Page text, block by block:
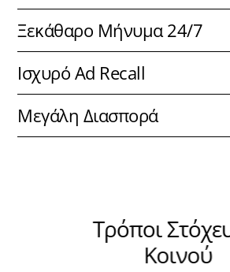
Πλήρη κυριαρχία στο χώρο χωρίς
Ξεκάθαρο Μήνυμα 24/7
Γρήγορες και στοχευμένες θεάσεις.
Ισχυρό Ad Recall
O θεατής βλέπει το ίδιο μήνυμα στο
μέρα.
Μεγάλη Διασπορά
Ιδανική για καμπάνιες μεγάλου
Τρόποι
Κοινού